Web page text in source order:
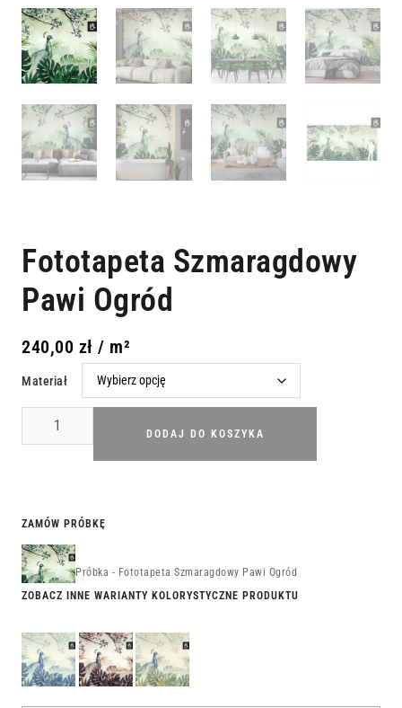
Fototapeta Szmaragdowy
Pawi Ogród
240,00 zł / m²
Materiał
DODAJ DO KOSZYKA
ZAMÓW PRÓBKĘ
Próbka - Fototapeta Szmaragdowy Pawi Ogród
Fototapeta
Szafirowy
Pawi
Ogród
Fototapeta
Rubinowy
Pawi
Ogród
Fototapeta
Diamentowy
Pawi
Ogród
ZOBACZ INNE WARIANTY KOLORYSTYCZNE PRODUKTU